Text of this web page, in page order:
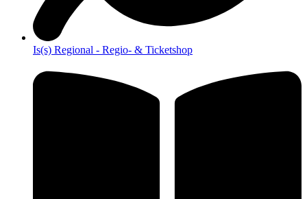
Is(s) Regional - Regio- & Ticketshop